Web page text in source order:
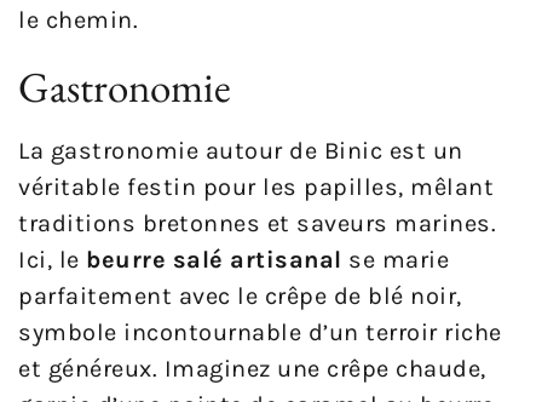
le chemin.
Gastronomie
La gastronomie autour de Binic est un
véritable festin pour les papilles, mêlant
traditions bretonnes et saveurs marines.
Ici, le beurre salé artisanal se marie
parfaitement avec le crêpe de blé noir,
symbole incontournable d’un terroir riche
et généreux. Imaginez une crêpe chaude,